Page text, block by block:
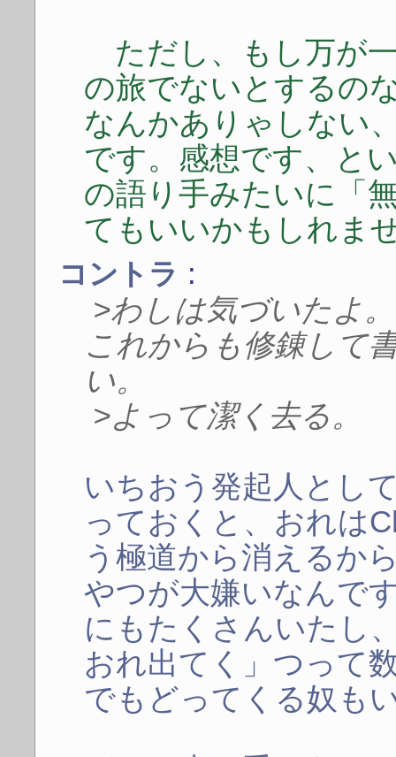
ただし、もし万が
の旅でないとするの
なんかありゃしない
です。感想です、と
の語り手みたいに「
てもいいかもしれま
コントラ :
>わしは気づいたよ
これからも修錬して
い。
>よって潔く去る。
いちおう発起人とし
っておくと、おれは
う極道から消えるか
やつが大嫌いなんで
にもたくさんいたし
おれ出てく」つって
でもどってくる奴も